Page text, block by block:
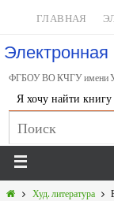
ГЛАВНАЯ
ФГБОУ ВО КЧГУ имени
Я хочу найти
Худ. литература